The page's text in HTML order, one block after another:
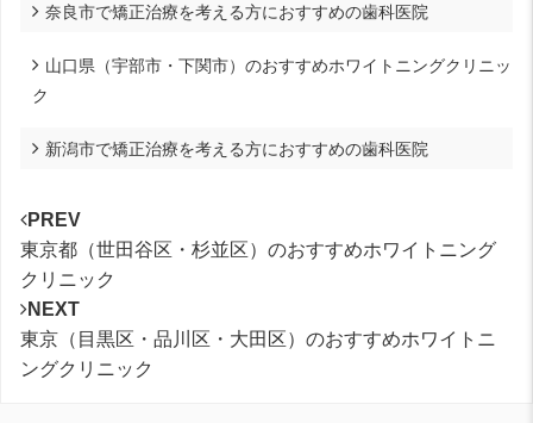
奈良市で矯正治療を考える方におすすめの歯科医院
山口県（宇部市・下関市）のおすすめホワイトニングクリニッ
ク
新潟市で矯正治療を考える方におすすめの歯科医院
PREV
東京都（世田谷区・杉並区）のおすすめホワイトニング
クリニック
NEXT
東京（目黒区・品川区・大田区）のおすすめホワイトニ
ングクリニック